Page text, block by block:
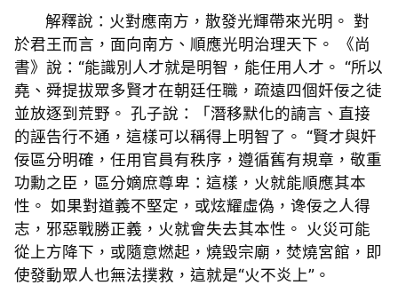
解釋說：火對應南方，散發光輝帶來光明。 對
於君王而言，面向南方、順應光明治理天下。 《尚
書》說：“能識別人才就是明智，能任用人才。 “所以
堯、舜提拔眾多賢才在朝廷任職，疏遠四個奸佞之徒
並放逐到荒野。 孔子說：「潛移默化的諵言、直接
的誣告行不通，這樣可以稱得上明智了。 “賢才與奸
佞區分明確，任用官員有秩序，遵循舊有規章，敬重
功勳之臣，區分嫡庶尊卑：這樣，火就能順應其本
性。 如果對道義不堅定，或炫耀虛偽，谗佞之人得
志，邪惡戰勝正義，火就會失去其本性。 火災可能
從上方降下，或隨意燃起，燒毀宗廟，焚燒宮館，即
使發動眾人也無法撲救，這就是“火不炎上”。